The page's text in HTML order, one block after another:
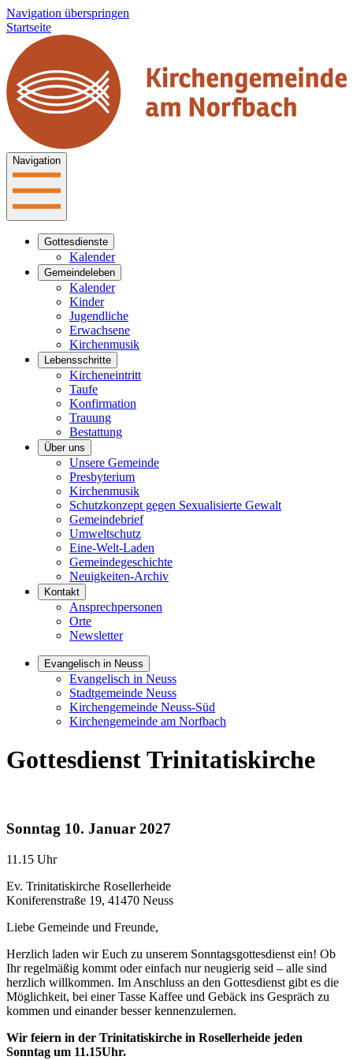
Navigation überspringen
Startseite
Navigation
Gottesdienste
Kalender
Gemeindeleben
Kalender
Kinder
Jugendliche
Erwachsene
Kirchenmusik
Lebensschritte
Kircheneintritt
Taufe
Konfirmation
Trauung
Bestattung
Über uns
Unsere Gemeinde
Presbyterium
Kirchenmusik
Schutzkonzept gegen Sexualisierte Gewalt
Gemeindebrief
Umweltschutz
Eine-Welt-Laden
Gemeindegeschichte
Neuigkeiten-Archiv
Kontakt
Ansprechpersonen
Orte
Newsletter
Evangelisch in Neuss
Evangelisch in Neuss
Stadtgemeinde Neuss
Kirchengemeinde Neuss-Süd
Kirchengemeinde am Norfbach
Gottesdienst Trinitatiskirche
Sonntag 10. Januar 2027
11.15 Uhr
Ev. Trinitatiskirche Rosellerheide
Koniferenstraße 19, 41470 Neuss
Liebe Gemeinde und Freunde,
Herzlich laden wir Euch zu unserem Sonntagsgottesdienst ein! Ob
Ihr regelmäßig kommt oder einfach nur neugierig seid – alle sind
herzlich willkommen. Im Anschluss an den Gottesdienst gibt es die
Möglichkeit, bei einer Tasse Kaffee und Gebäck ins Gespräch zu
kommen und einander besser kennenzulernen.
Wir feiern in der Trinitatiskirche in Rosellerheide jeden
Sonntag um 11.15Uhr.